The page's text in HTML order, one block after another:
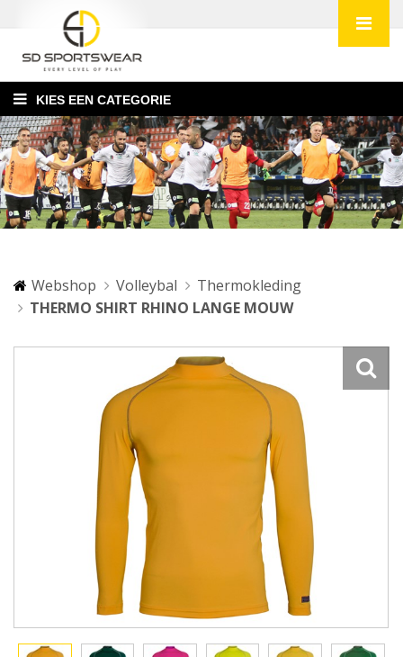
KIES EEN CATEGORIE
Webshop Volleybal
Thermokleding
THERMO SHIRT RHINO LANGE MOUW